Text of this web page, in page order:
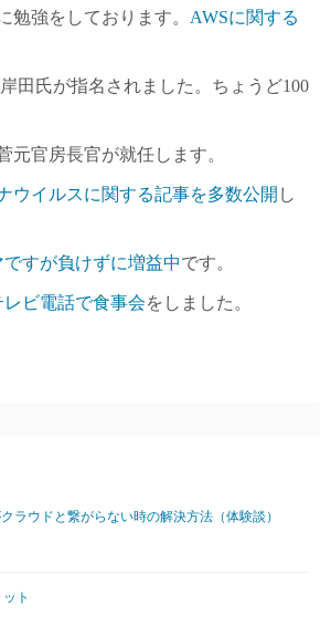
勉強をしております。 AWSに関する
田氏が指名されました。ちょうど100
元官房長官が就任します。
ウイルスに関する記事を多数公開 し
すが負けずに増益中です。
ビ電話で食事会をしました。
ラウドと繋がらない時の解決方法（体験談）
ト